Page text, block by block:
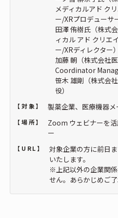
メディカルアド ク
ー/XRプロデューサ
田澤 侑樹氏（株式
ィカル アド クリエ
ー/XRディレクター）
加藤 朝（株式会社
Coordinator
笹木 雄剛（株式会
役）
【対象】 製薬企業、医療機器メ
【場所】
Zoom ウェビナーを
ー
【URL】
対象企業の方に前日
いたします。
※上記以外の企業関
せん。あらかじめご了